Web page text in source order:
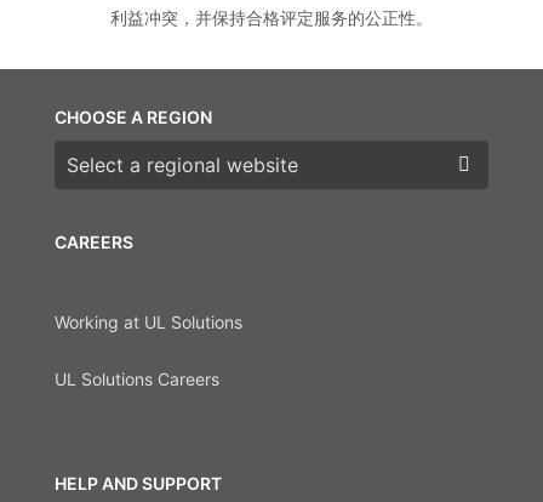
利益冲突，并保持合格评定服务的公正性。
CAREERS
Working at UL Solutions
UL Solutions Careers
HELP AND SUPPORT
CHOOSE A REGION
Choose a region